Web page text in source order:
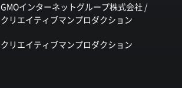
GMOインターネットグループ株式会社 /
クリエイティブマンプロダクション
クリエイティブマンプロダクション